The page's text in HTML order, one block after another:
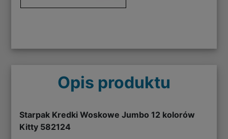
Opis produktu
Starpak Kredki Woskowe Jumbo 12 kolorów
Kitty 582124